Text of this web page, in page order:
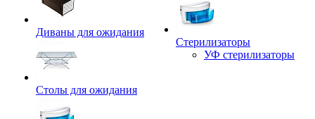
Диваны для ожидания
Столы для ожидания
Стерилизаторы
УФ стерилизаторы